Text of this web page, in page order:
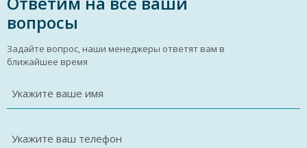
вопросы
Задайте вопрос, наши менеджеры ответят вам в
ближайшее время
Укажите ваше имя
Укажите ваш телефон